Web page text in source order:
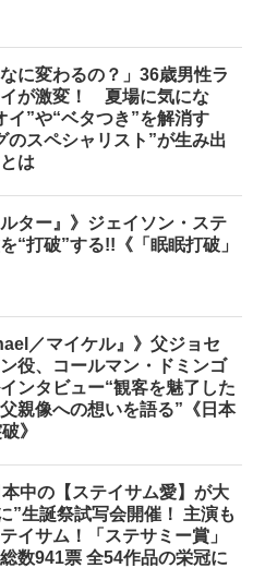
なに変わるの？」36歳男性ラ
が激変！ 夏場に気にな
イ”や“ベタつき”を解消す
のスペシャリスト”が生み出
は
ルター』》ジェイソン・ステ
“打破”する!!《「眠眠打破」
／マイケル』》父ジョセ
役、コールマン・ドミンゴ
ンタビュー“観客を魅了した
親像への想いを語る”《日本
》
本中の【ステイサム愛】が大
”生誕祭試写会開催！ 主演も
イサム！「ステサミー賞」
数941票 全54作品の栄冠に